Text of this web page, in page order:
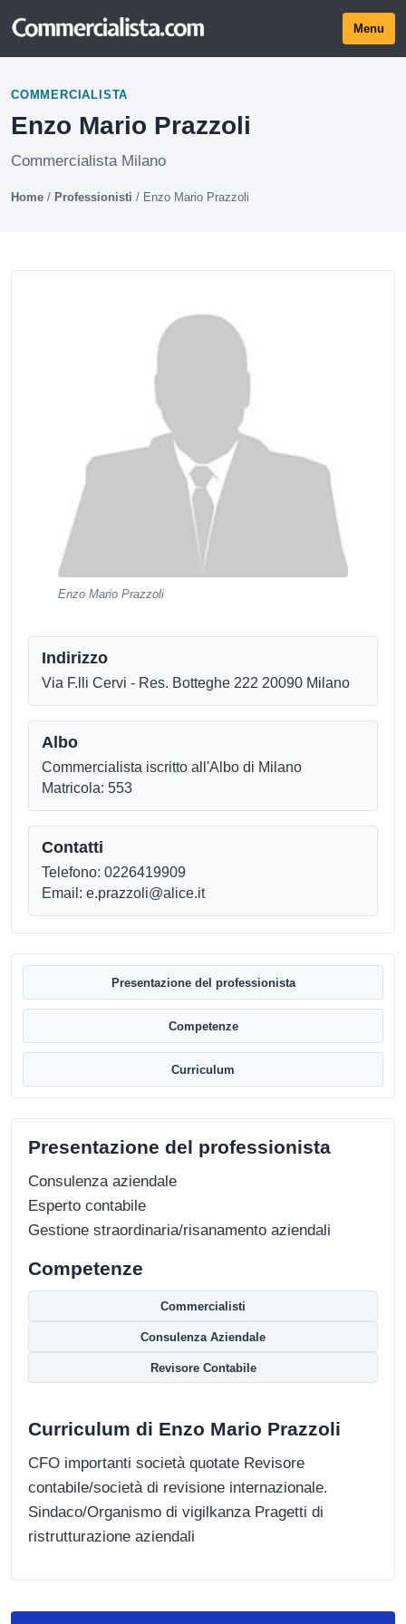
Menu
COMMERCIALISTA
Enzo Mario Prazzoli
Commercialista Milano
Home / Professionisti / Enzo Mario Prazzoli
Enzo Mario Prazzoli
Indirizzo
Via F.lli Cervi - Res. Botteghe 222 20090 Milano
Albo
Commercialista iscritto all'Albo di Milano
Matricola: 553
Contatti
Telefono: 0226419909
Email: e.prazzoli@alice.it
Presentazione del professionista
Competenze
Curriculum
Presentazione del professionista
Consulenza aziendale
Esperto contabile
Gestione straordinaria/risanamento aziendali
Competenze
Commercialisti
Consulenza Aziendale
Revisore Contabile
Curriculum di Enzo Mario Prazzoli
CFO importanti società quotate Revisore
contabile/società di revisione internazionale.
Sindaco/Organismo di vigilkanza Pragetti di
ristrutturazione aziendali